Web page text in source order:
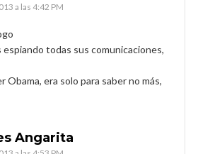
a las 4:42 PM
espiando todas sus comunicaciones,
Obama, era solo para saber no más,
Angarita